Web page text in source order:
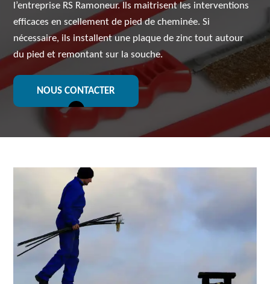
l’entreprise RS Ramoneur. Ils maitrisent les interventions
efficaces en scellement de pied de cheminée. Si
nécessaire, ils installent une plaque de zinc tout autour
du pied et remontant sur la souche.
NOUS CONTACTER